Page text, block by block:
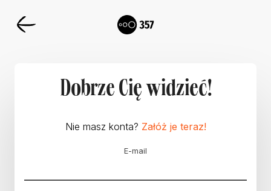
Dobrze Cię widzieć!
Nie masz konta? Załóż je teraz!
E-mail